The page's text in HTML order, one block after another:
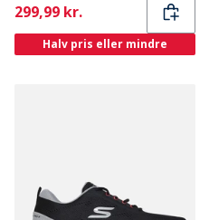
Current
299,99 kr.
Halv pris eller mindre